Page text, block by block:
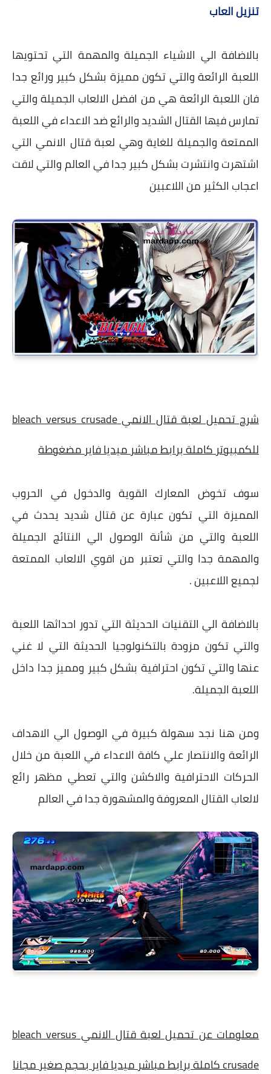
تنزيل العاب
بالاضافة الي الاشياء الجميلة والمهمة التي تحتويها
اللعبة الرائعة والتي تكون مميزة بشكل كبير ورائع جدا
فان اللعبة الرائعة هي من افضل الالعاب الجميلة والتي
تمارس فيها القتال الشديد والرائع ضد الاعداء في اللعبة
الممتعة والجميلة للغاية وهي لعبة قتال الانمي التي
اشتهرت وانتشرت بشكل كبير جدا في العالم والتي لاقت
اعجاب الكثير من اللاعبين
شرح تحميل لعبة قتال الانمي bleach versus crusade
للكمبيوتر كاملة برابط مباشر ميديا فاير مضغوطة
سوف تخوض المعارك القوية والدخول في الحروب
المميزة التي تكون عبارة عن قتال شديد يحدث في
اللعبة والتي من شأنة الوصول الي النتائج الجميلة
والمهمة جدا والتي تعتبر من اقوي الالعاب الممتعة
لجميع اللاعبين .
بالاضافة الي التقنيات الحديثة التي تدور احداثها اللعبة
والتي تكون مزودة بالتكنولوجيا الحديثة التي لا غني
عنها والتي تكون احترافية بشكل كبير ومميز جدا داخل
اللعبة الجميلة.
ومن هنا نجد سهولة كبيرة في الوصول الي الاهداف
الرائعة والانتصار علي كافة الاعداء في اللعبة من خلال
الحركات الاحترافية والاكشن والتي تعطي مظهر رائع
لالعاب القتال المعروفة والمشهورة جدا في العالم
معلومات عن تحميل لعبة قتال الانمي bleach versus
crusade كاملة برابط مباشر ميديا فاير بحجم صغير مجانا